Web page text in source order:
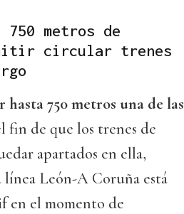
metros de
circular trenes
hasta 750 metros una de las
fin de que los trenes de
apartados en ella,
León-A Coruña está
en el momento de